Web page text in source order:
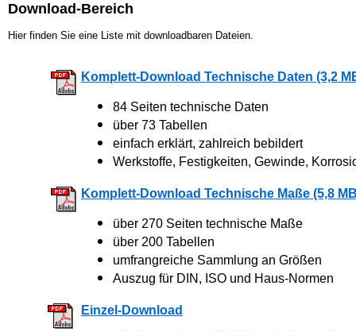
Download-Bereich
Hier finden Sie eine Liste mit downloadbaren Dateien.
Komplett-Download Technische Daten (3,2
84 Seiten technische Daten
über 73 Tabellen
einfach erklärt, zahlreich bebildert
Werkstoffe, Festigkeiten, Gewinde,
Komplett-Download Technische Maße (5,8
über 270 Seiten technische Maße
über 200 Tabellen
umfrangreiche Sammlung an Größen
Auszug für DIN, ISO und Haus-Normen
Einzel-Download